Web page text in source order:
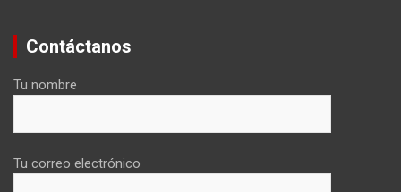
Contáctanos
Tu nombre
Tu correo electrónico